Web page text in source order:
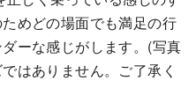
めどの場面でも満足の行
ーな感じがします。(写真
はありません。ご了承く